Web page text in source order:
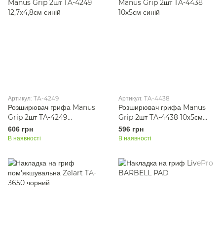
Артикул: TA-4249
Розширювач грифа Manus
Grip 2шт TA-4249
12,7х4,8см синій
606 грн
В наявності
Артикул: TA-4438
Розширювач грифа Manus
Grip 2шт TA-4438 10х5см
синій
596 грн
В наявності